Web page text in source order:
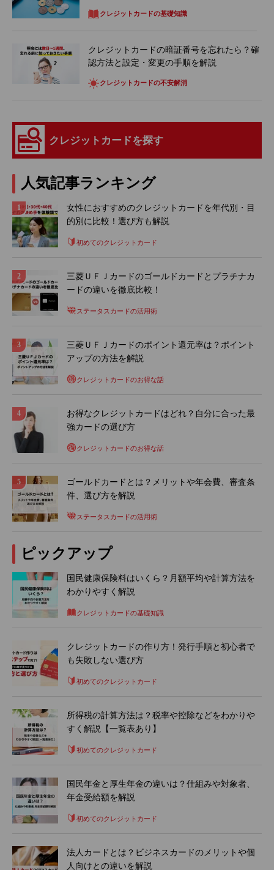
クレジットカードの基礎知識
クレジットカードの暗証番号を忘れたら？確
認方法と設定・変更の手順を解説
クレジットカードの不安解消
クレジットカードを探す
人気記事ランキング
女性におすすめのクレジットカードを年代別・目
的別に比較！選び方も解説
初めてのクレジットカード
三菱ＵＦＪカードのゴールドカードとプラチナカ
ードの違いを徹底比較！
ステータスカードの活用術
三菱ＵＦＪカードのポイント還元率は？ポイント
アップの方法を解説
クレジットカードのお得な話
お得なクレジットカードはどれ？自分に合った最
強カードの選び方
クレジットカードのお得な話
ゴールドカードとは？メリットや年会費、審査条
件、選び方を解説
ステータスカードの活用術
ピックアップ
国民健康保険料はいくら？月額平均や計算方法を
わかりやすく解説
クレジットカードの基礎知識
クレジットカードの作り方！発行手順と初心者で
も失敗しない選び方
初めてのクレジットカード
所得税の計算方法は？税率や控除などをわかりや
すく解説【一覧表あり】
初めてのクレジットカード
国民年金と厚生年金の違いは？仕組みや対象者、
年金受給額を解説
初めてのクレジットカード
法人カードとは？ビジネスカードのメリットや個
人向けとの違いを解説